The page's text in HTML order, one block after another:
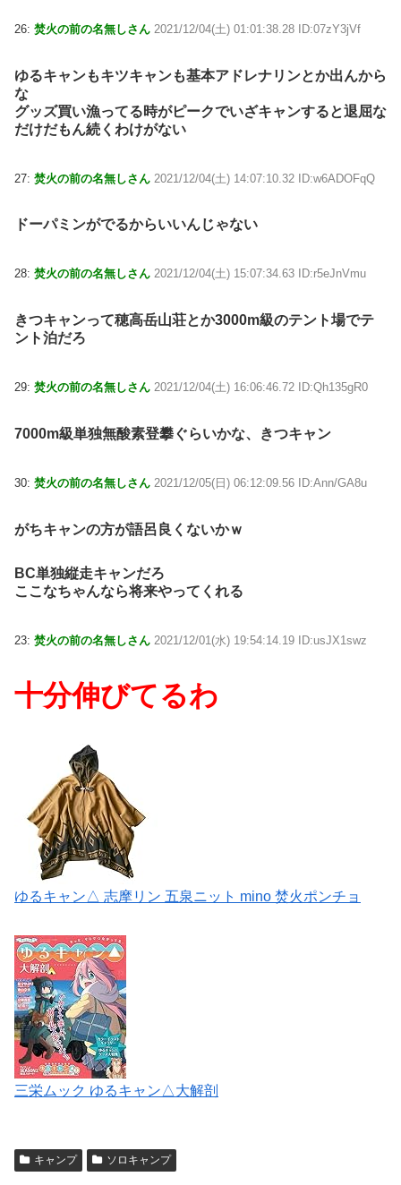
26: 焚火の前の名無しさん 2021/12/04(土) 01:01:38.28 ID:07zY3jVf
ゆるキャンもキツキャンも基本アドレナリンとか出んから
な
グッズ買い漁ってる時がピークでいざキャンすると退屈な
だけだもん続くわけがない
27: 焚火の前の名無しさん 2021/12/04(土) 14:07:10.32 ID:w6ADOFqQ
ドーパミンがでるからいいんじゃない
28: 焚火の前の名無しさん 2021/12/04(土) 15:07:34.63 ID:r5eJnVmu
きつキャンって穂高岳山荘とか3000m級のテント場でテ
ント泊だろ
29: 焚火の前の名無しさん 2021/12/04(土) 16:06:46.72 ID:Qh135gR0
7000m級単独無酸素登攀ぐらいかな、きつキャン
30: 焚火の前の名無しさん 2021/12/05(日) 06:12:09.56 ID:Ann/GA8u
がちキャンの方が語呂良くないかｗ
BC単独縦走キャンだろ
ここなちゃんなら将来やってくれる
23: 焚火の前の名無しさん 2021/12/01(水) 19:54:14.19 ID:usJX1swz
十分伸びてるわ
ゆるキャン△ 志摩リン 五泉ニット mino 焚火ポンチョ
三栄ムック ゆるキャン△大解剖
キャンプ ソロキャンプ